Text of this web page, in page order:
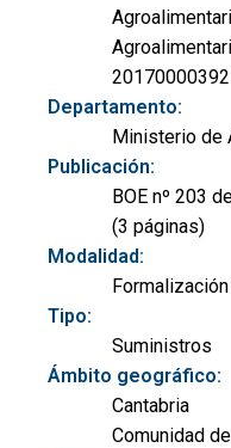
Departamento:
Ministerio de
Publicación:
BOE nº 203
(3 páginas)
Modalidad:
Tipo:
Suministros
Ámbito geográfico:
Cantabria
Comunidad